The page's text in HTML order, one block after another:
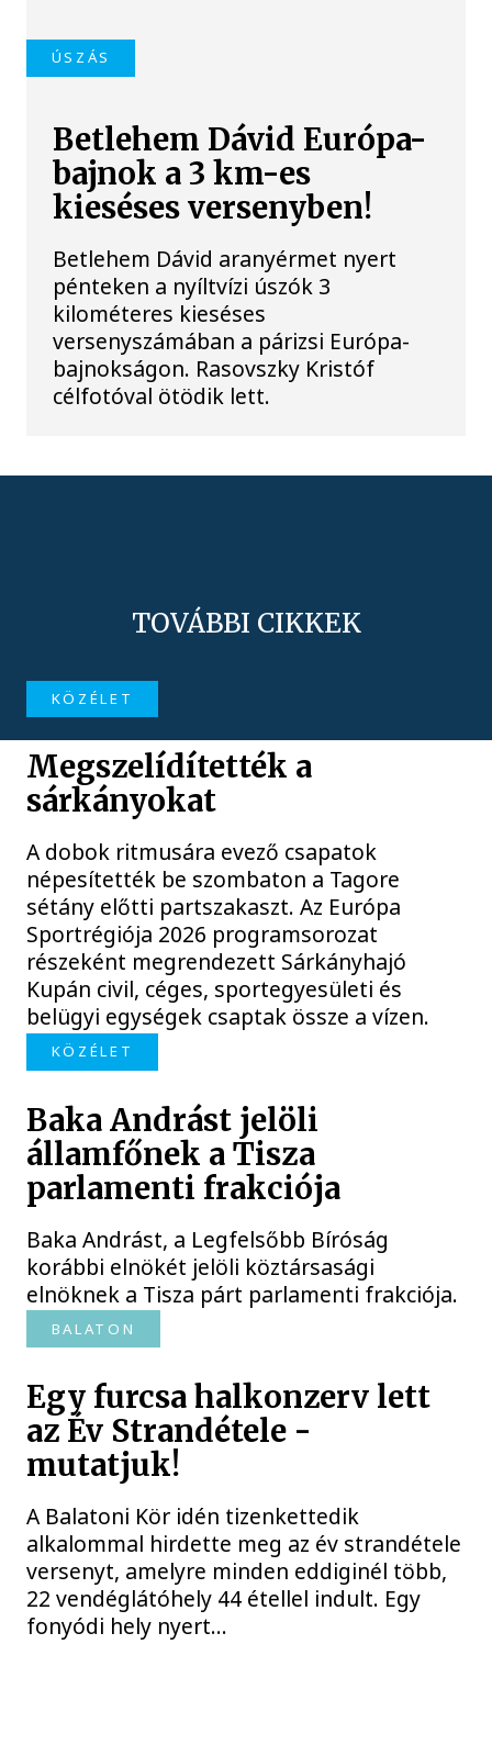
ÚSZÁS
Betlehem Dávid Európa-
bajnok a 3 km-es
kieséses versenyben!
Betlehem Dávid aranyérmet nyert
pénteken a nyíltvízi úszók 3
kilométeres kieséses
versenyszámában a párizsi Európa-
bajnokságon. Rasovszky Kristóf
célfotóval ötödik lett.
TOVÁBBI CIKKEK
KÖZÉLET
Megszelídítették a
sárkányokat
A dobok ritmusára evező csapatok
népesítették be szombaton a Tagore
sétány előtti partszakaszt. Az Európa
Sportrégiója 2026 programsorozat
részeként megrendezett Sárkányhajó
Kupán civil, céges, sportegyesületi és
belügyi egységek csaptak össze a vízen.
KÖZÉLET
Baka Andrást jelöli
államfőnek a Tisza
parlamenti frakciója
Baka Andrást, a Legfelsőbb Bíróság
korábbi elnökét jelöli köztársasági
elnöknek a Tisza párt parlamenti frakciója.
BALATON
Egy furcsa halkonzerv lett
az Év Strandétele -
mutatjuk!
A Balatoni Kör idén tizenkettedik
alkalommal hirdette meg az év strandétele
versenyt, amelyre minden eddiginél több,
22 vendéglátóhely 44 étellel indult. Egy
fonyódi hely nyert...